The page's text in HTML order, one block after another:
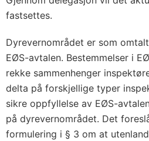
fastsettes.
Dyrevernområdet er som
EØS-avtalen. Bestemmelser i
rekke sammenhenger
delta på forskjellige typer
sikre oppfyllelse av EØS-
på dyrevernområdet. Det
formulering i § 3 om at